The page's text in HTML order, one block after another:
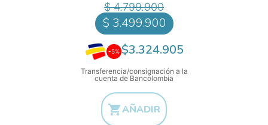
$ 4.799.900
$ 3.499.900
-5% $3.324.905
Transferencia/consignación a la
cuenta de Bancolombia
AÑADIR